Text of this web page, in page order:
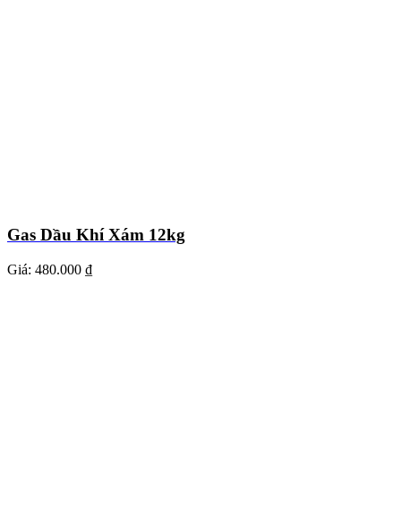
Gas Dầu Khí Xám 12kg
Giá: 480.000 ₫